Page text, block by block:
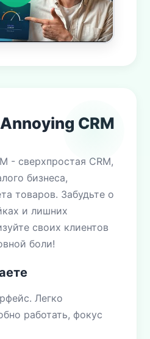
CRM
- сверхпростая CRM,
бизнеса,
товаров. Забудьте о
и лишних
своих клиентов
боли!
Легко
работать, фокус